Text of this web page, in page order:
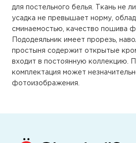
для постельного белья. Ткань не
усадка не превышает норму,
сминаемостью, качество пошива
Пододеяльник имеет прорезь,
простыня содержит открытые
входит в постоянную коллекцию.
комплектация может
фотоизображения.